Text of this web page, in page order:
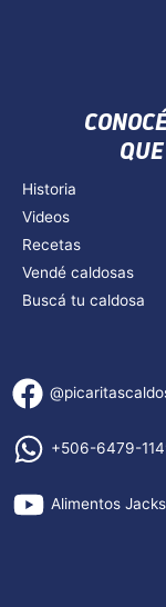
Historia
Videos
Recetas
Vendé caldosas
Buscá tu caldosa
+506-6479-
Alimentos